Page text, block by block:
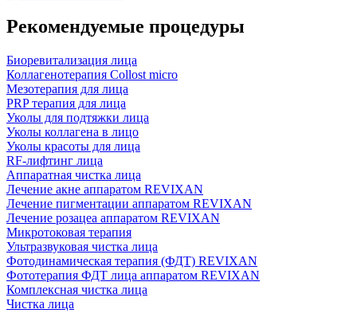
Рекомендуемые процедуры
Биоревитализация лица
Коллагенотерапия Collost micro
Мезотерапия для лица
PRP терапия для лица
Уколы для подтяжки лица
Уколы коллагена в лицо
Уколы красоты для лица
RF-лифтинг лица
Аппаратная чистка лица
Лечение акне аппаратом REVIXAN
Лечение пигментации аппаратом REVIXAN
Лечение розацеа аппаратом REVIXAN
Микротоковая терапия
Ультразвуковая чистка лица
Фотодинамическая терапия (ФДТ) REVIXAN
Фототерапия ФДТ лица аппаратом REVIXAN
Комплексная чистка лица
Чистка лица